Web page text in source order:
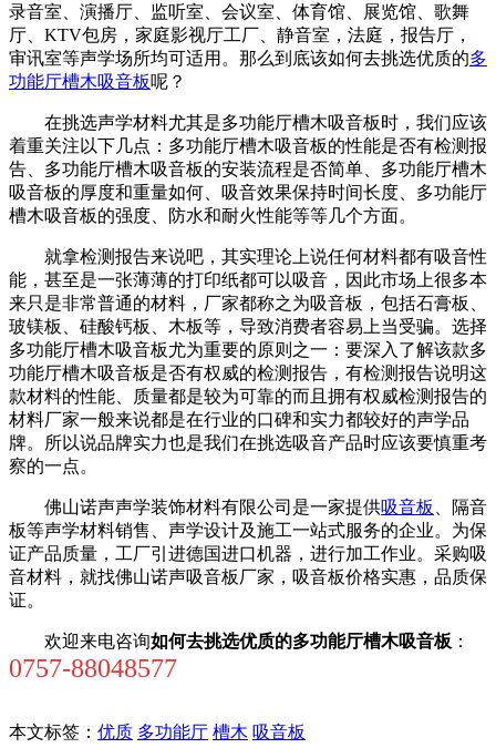
录音室、演播厅、监听室、会议室、体育馆、展览馆、歌舞
厅、KTV包房，家庭影视厅工厂、静音室，法庭，报告厅，
审讯室等声学场所均可适用。那么到底该如何去挑选优质的多
功能厅槽木吸音板呢？
在挑选声学材料尤其是多功能厅槽木吸音板时，我们应该
着重关注以下几点：多功能厅槽木吸音板的性能是否有检测报
告、多功能厅槽木吸音板的安装流程是否简单、多功能厅槽木
吸音板的厚度和重量如何、吸音效果保持时间长度、多功能厅
槽木吸音板的强度、防水和耐火性能等等几个方面。
就拿检测报告来说吧，其实理论上说任何材料都有吸音性
能，甚至是一张薄薄的打印纸都可以吸音，因此市场上很多本
来只是非常普通的材料，厂家都称之为吸音板，包括石膏板、
玻镁板、硅酸钙板、木板等，导致消费者容易上当受骗。选择
多功能厅槽木吸音板尤为重要的原则之一：要深入了解该款多
功能厅槽木吸音板是否有权威的检测报告，有检测报告说明这
款材料的性能、质量都是较为可靠的而且拥有权威检测报告的
材料厂家一般来说都是在行业的口碑和实力都较好的声学品
牌。所以说品牌实力也是我们在挑选吸音产品时应该要慎重考
察的一点。
佛山诺声声学装饰材料有限公司是一家提供吸音板
、隔音
板等声学材料销售、声学设计及施工一站式服务的企业。为保
证产品质量，工厂引进德国进口机器，进行加工作业。采购吸
音材料，就找佛山诺声吸音板厂家，吸音板价格实惠，品质保
证。
欢迎来电咨询如何去挑选优质的多功能厅槽木吸音板 ：
0757-88048577
本文标签： 优质 多功能厅 槽木 吸音板